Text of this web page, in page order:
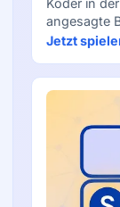
angesagte
Jetzt